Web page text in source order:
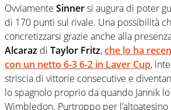
Ovviamente Sinnersi augura di poter
di 170 punti sul rivale. Una possibilità
concretizzarsi grazie anche alla
Alcaraz di Taylor Fritz,che lo ha
con un netto 6-3 6-2 in Laver Cup,
striscia di vittorie consecutive e
lo spagnolo proprio da quando Jannik
Wimbledon. Purtroppo per